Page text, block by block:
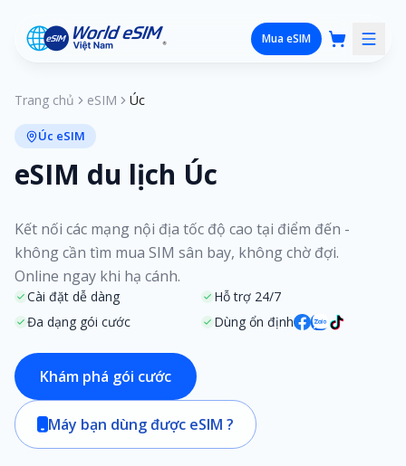
Mua eSIM
Trang chủ eSIM Úc
Úc eSIM
eSIM du lịch Úc
Kết nối các mạng nội địa tốc độ cao tại điểm đến -
không cần tìm mua SIM sân bay, không chờ đợi.
Online ngay khi hạ cánh.
Cài đặt dễ dàng
Hỗ trợ 24/7
Đa dạng gói cước
Dùng ổn định
Khám phá gói cước
Máy bạn dùng được eSIM ?